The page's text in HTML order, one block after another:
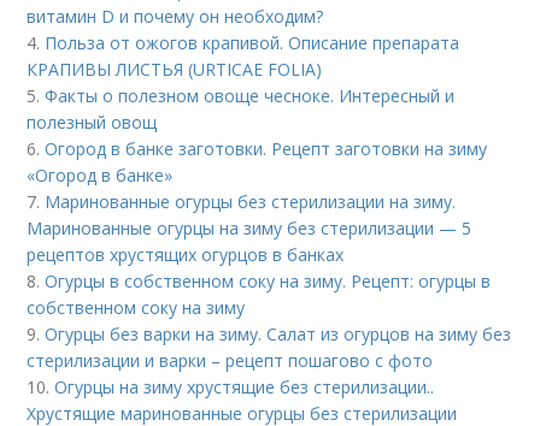
витамин D и почему он необходим?
4. Польза от ожогов крапивой. Описание препарата
КРАПИВЫ ЛИСТЬЯ (URTICAE FOLIA)
5.Факты о полезном овоще чесноке. Интересный и
полезный овощ
6.Огород в банке заготовки. Рецепт заготовки на зиму
«Огород в банке»
7. Маринованные огурцы без стерилизации на зиму.
Маринованные огурцы на зиму без стерилизации — 5
рецептов хрустящих огурцов в банках
8.Огурцы в собственном соку на зиму. Рецепт: огурцы в
собственном соку на зиму
9.Огурцы без варки на зиму. Салат из огурцов на зиму без
стерилизации и варки – рецепт пошагово с фото
10.Огурцы на зиму хрустящие без стерилизации..
Хрустящие маринованные огурцы без стерилизации